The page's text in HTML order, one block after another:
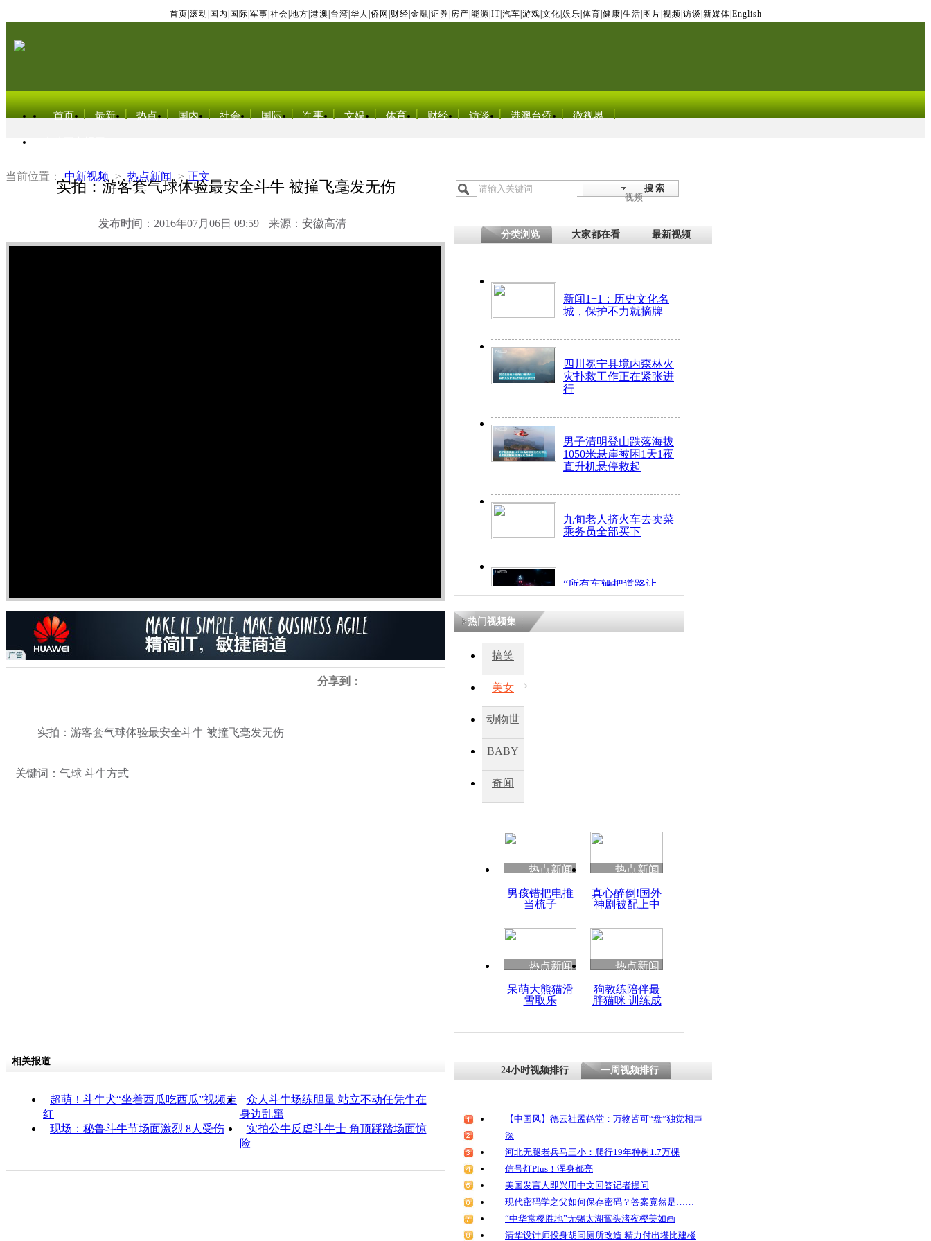
首页 滚动 国内 国际 军事 社会 地方 港澳 台湾 华人 侨网 财经 金融 证券 房产 能源 IT| 汽车 游戏 文化 娱乐 体育 健康 生活 图片 视频 访谈 新媒体 English
首页 最新 热点 国内 社会 国际 军事 文娱 体育 财经 访谈 港澳台侨 微视界
当前位置： 中新视频 > 热点新闻 > 正文
实拍：游客套气球体验最安全斗牛 被撞飞毫发无伤
发布时间：2016年07月06日 09:59 来源：安徽高清
搜 索
视频
分类浏览 大家都在看 最新视频
新闻1+1：历史文化名
城，保护不力就摘牌
四川冕宁县境内森林火
灾扑救工作正在紧张进
行
男子清明登山跌落海拔
1050米悬崖被困1天1夜
直升机悬停救起
九旬老人挤火车去卖菜
乘务员全部买下
“所有车辆把道路让
开！”儿童突发疾病交
因
度苗族花山节
魂
分享到：
实拍：游客套气球体验最安全斗牛 被撞飞毫发无伤
关键词：气球 斗牛方式
热门视频集
搞笑
美女
动物世
BABY
秀
奇闻
热点新闻
男孩错把电推
当梳子
热点新闻
真心醉倒!国外
神剧被配上中
热点新闻
呆萌大熊猫滑
雪取乐
热点新闻
狗教练陪伴最
胖猫咪 训练成
相关报道
超萌！斗牛犬“坐着西瓜吃西瓜”视频走
红
众人斗牛场练胆量 站立不动任凭牛在
身边乱窜
现场：秘鲁斗牛节场面激烈 8人受伤
实拍公牛反虐斗牛士 角顶踩踏场面惊
险
24小时视频排行 一周视频排行
【中国风】德云社孟鹤堂：万物皆可“盘”独觉相声
深
河北无腿老兵马三小：爬行19年种树1.7万棵
信号灯Plus！浑身都亮
美国发言人即兴用中文回答记者提问
现代密码学之父如何保存密码？答案竟然是……
“中华赏樱胜地”无锡太湖鼋头渚夜樱美如画
清华设计师投身胡同厕所改造 精力付出堪比建楼